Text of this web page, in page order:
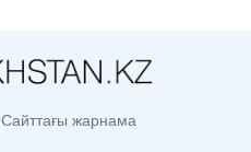
Сайттағы жарнама